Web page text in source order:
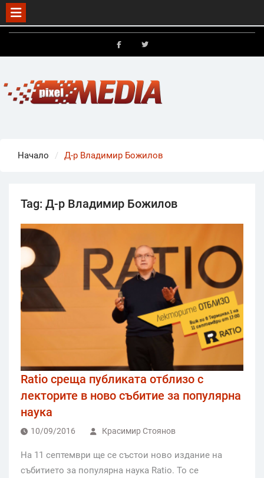
Skip
Начало Д-р Владимир Божилов
Tag: Д-р Владимир Божилов
Ratio среща публиката отблизо с
лекторите в ново събитие за популярна
наука
10/09/2016 Красимир Стоянов
На 11 септември ще се състои ново издание на
събитието за популярна наука Ratio. То се